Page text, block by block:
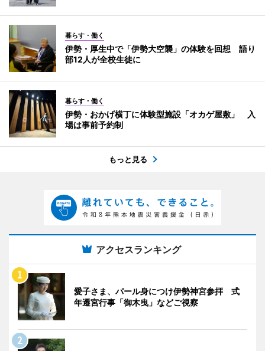
暮らす・働く
伊勢・厚生中で「伊勢大空襲」の体験を回想 語り
部12人が全校生徒に
暮らす・働く
伊勢・おかげ横丁に体験型施設「オカゲ屋敷」 入
場は事前予約制
もっと見る
アクセスランキング
愛子さま、パール身につけ伊勢神宮参拝 式
年遷宮行事「御木曳」などご視察